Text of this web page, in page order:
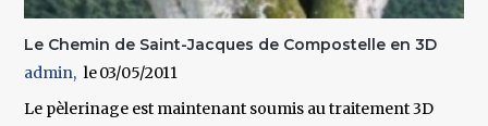
Le Chemin de Saint-Jacques de Compostelle en 3D
admin
03/05/2011
Le pèlerinage est maintenant soumis au traitement 3D